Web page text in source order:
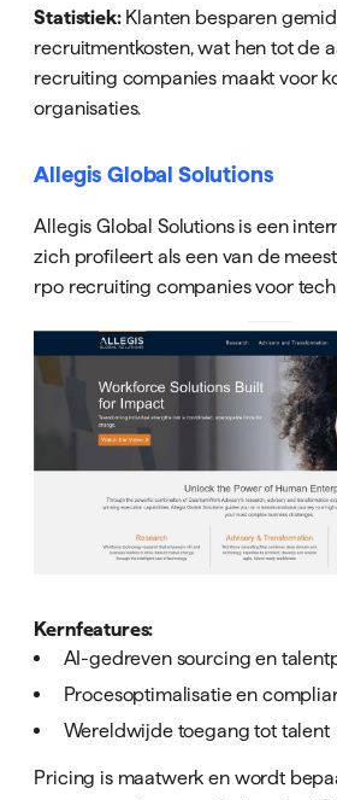
Statistiek:Klanten besparen
recruitmentkosten, wat hen tot de
recruiting companies maakt voor
organisaties.
Allegis Global Solutions
Allegis Global Solutions is een
zich profileert als een van de
rpo recruiting companies voor
Kernfeatures:
AI-gedreven sourcing en
Procesoptimalisatie en
Wereldwijde toegang tot talent
Pricing is maatwerk en wordt